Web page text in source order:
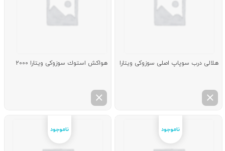
هلالی درب سوپاپ اصلی سوزوکی ویتارا هواكش استوك سوزوکی ویتارا 2000